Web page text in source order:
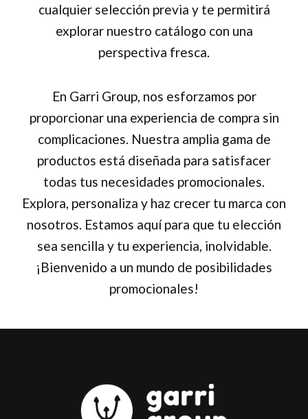
cualquier selección previa y te permitirá
explorar nuestro catálogo con una
perspectiva fresca.
En Garri Group, nos esforzamos por
proporcionar una experiencia de compra sin
complicaciones. Nuestra amplia gama de
productos está diseñada para satisfacer
todas tus necesidades promocionales.
Explora, personaliza y haz crecer tu marca con
nosotros. Estamos aquí para que tu elección
sea sencilla y tu experiencia, inolvidable.
¡Bienvenido a un mundo de posibilidades
promocionales!